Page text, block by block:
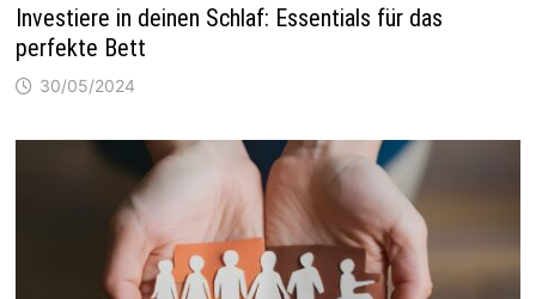
Investiere in deinen Schlaf: Essentials für das
perfekte Bett
30/05/2024